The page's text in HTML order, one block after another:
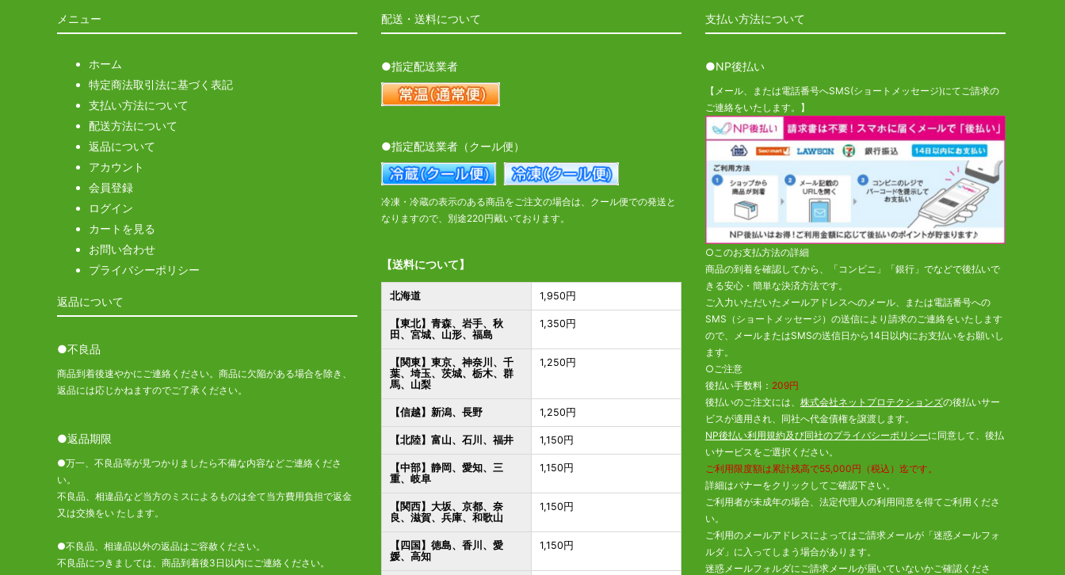
メニュー
ホーム
特定商法取引法に基づく表記
支払い方法について
配送方法について
返品について
アカウント
会員登録
ログイン
カートを見る
お問い合わせ
プライバシーポリシー
返品について
●不良品
商品到着後速やかにご連絡ください。商品に欠陥がある場合を除き、
返品には応じかねますのでご了承ください。
●返品期限
●万一、不良品等が見つかりましたら不備な内容などご連絡くださ
い。
不良品、相違品など当方のミスによるものは全て当方費用負担で返金
又は交換をい たします。
●不良品、相違品以外の返品はご容赦ください。
不良品につきましては、商品到着後3日以内にご連絡ください。
配送・送料について
●指定配送業者
●指定配送業者（クール便）
冷凍・冷蔵の表示のある商品をご注文の場合は、クール便での発送と
なりますので、別途220円戴いております。
【送料について】
北海道 1,950円
【東北】青森、岩手、秋
田、宮城、山形、福島
1,350円
【関東】東京、神奈川、千
葉、埼玉、茨城、栃木、群
馬、山梨
1,250円
【信越】新潟、長野 1,250円
【北陸】富山、石川、福井 1,150円
【中部】静岡、愛知、三
重、岐阜
1,150円
【関西】大坂、京都、奈
良、滋賀、兵庫、和歌山
1,150円
【四国】徳島、香川、愛
媛、高知
1,150円
支払い方法について
●NP後払い
【メール、または電話番号へSMS(ショートメッセージ)にてご請求の
ご連絡をいたします。】
○このお支払方法の詳細
商品の到着を確認してから、「コンビニ」「銀行」でなどで後払いで
きる安心・簡単な決済方法です。
ご入力いただいたメールアドレスへのメール、または電話番号への
SMS（ショートメッセージ）の送信により請求のご連絡をいたします
ので、メールまたはSMSの送信日から14日以内にお支払いをお願いし
ます。
○ご注意
後払い手数料： 209円
後払いのご注文には、 株式会社ネットプロテクションズの後払いサー
ビスが適用され、同社へ代金債権を譲渡します。
NP後払い利用規約及び同社のプライバシーポリシーに同意して、後払
いサービスをご選択ください。
ご利用限度額は累計残高で55,000円（税込）迄です。
詳細はバナーをクリックしてご確認下さい。
ご利用者が未成年の場合、法定代理人の利用同意を得てご利用くださ
い。
ご利用のメールアドレスによってはご請求メールが「迷惑メールフォ
ルダ」に入ってしまう場合があります。
迷惑メールフォルダにご請求メールが届いていないかご確認くださ